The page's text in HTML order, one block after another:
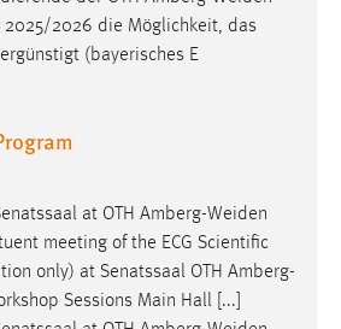
2025/2026 die Möglichkeit, das
(bayerisches E
at OTH Amberg-Weiden
meeting of the ECG Scientific
only) at Senatssaal OTH Amberg-
Sessions Main Hall [...]
at OTH Amberg-Weiden